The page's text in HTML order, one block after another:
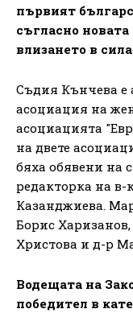
първият
съгласно
влизането в
Съдия Кънчева е
асоциация на
асоциацията
на двете
бяха обявени на
редакторка на
Казанджиева.
Борис
Христова и д-р
Водещата на
победител в